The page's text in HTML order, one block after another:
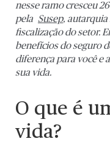
nesse ramo cresceu
pela Susep, autarquia
fiscalização do setor.
benefícios do seguro
diferença para você e
sua vida.
O que é
vida?